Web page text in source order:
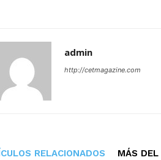
admin
http://cetmagazine.com
RELACIONADOS MÁS